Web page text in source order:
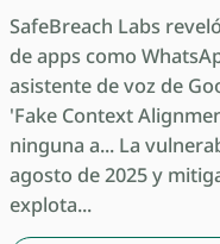
SafeBreach Labs
de apps como
asistente de voz de
'Fake Context
ninguna a... La
agosto de 2025 y
explota...